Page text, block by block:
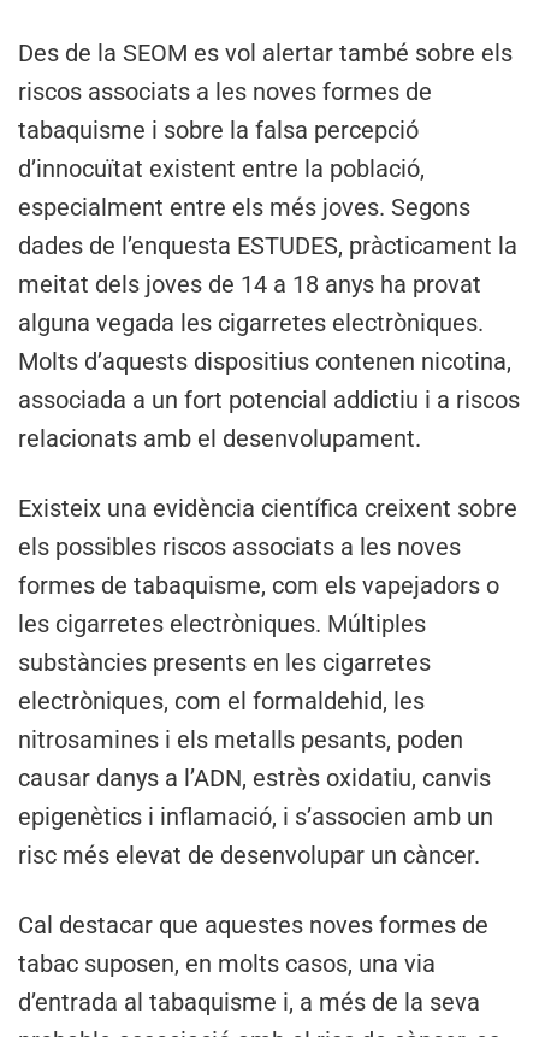
Des de la SEOM es vol alertar també sobre els
riscos associats a les noves formes de
tabaquisme i sobre la falsa percepció
d’innocuïtat existent entre la població,
especialment entre els més joves. Segons
dades de l’enquesta ESTUDES, pràcticament la
meitat dels joves de 14 a 18 anys ha provat
alguna vegada les cigarretes electròniques.
Molts d’aquests dispositius contenen nicotina,
associada a un fort potencial addictiu i a riscos
relacionats amb el desenvolupament.
Existeix una evidència científica creixent sobre
els possibles riscos associats a les noves
formes de tabaquisme, com els vapejadors o
les cigarretes electròniques. Múltiples
substàncies presents en les cigarretes
electròniques, com el formaldehid, les
nitrosamines i els metalls pesants, poden
causar danys a l’ADN, estrès oxidatiu, canvis
epigenètics i inflamació, i s’associen amb un
risc més elevat de desenvolupar un càncer.
Cal destacar que aquestes noves formes de
tabac suposen, en molts casos, una via
d’entrada al tabaquisme i, a més de la seva